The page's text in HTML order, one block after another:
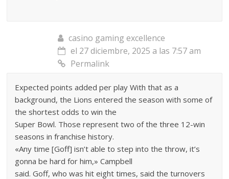
casino gaming excellence
el 27 diciembre, 2025 a las 7:57 am
Permalink
Expected points added per play With that as a
background, the Lions entered the season with some of
the shortest odds to win the
Super Bowl. Those represent two of the three 12-win
seasons in franchise history.
«Any time [Goff] isn’t able to step into the throw, it’s
gonna be hard for him,» Campbell
said. Goff, who was hit eight times, said the turnovers